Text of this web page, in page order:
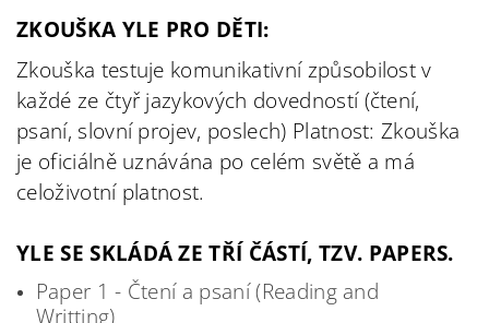
ZKOUŠKA YLE PRO DĚTI:
Zkouška testuje komunikativní způsobilost v
každé ze čtyř jazykových dovedností (čtení,
psaní, slovní projev, poslech) Platnost: Zkouška
je oficiálně uznávána po celém světě a má
celoživotní platnost.
YLE SE SKLÁDÁ ZE TŘÍ ČÁSTÍ, TZV. PAPERS.
Paper 1 - Čtení a psaní (Reading and
Writting)